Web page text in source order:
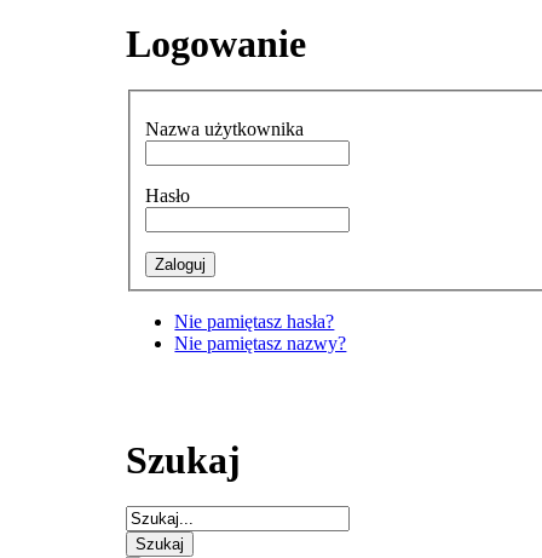
Logowanie
Nazwa użytkownika
Hasło
Nie pamiętasz hasła?
Nie pamiętasz nazwy?
Szukaj